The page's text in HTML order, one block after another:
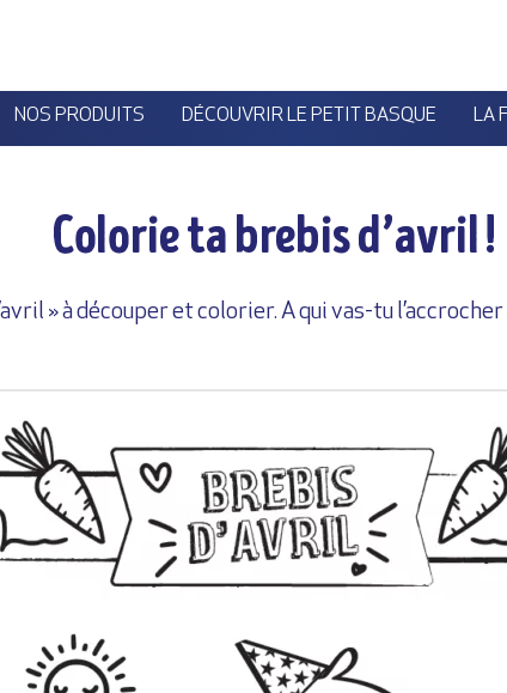
NOS PRODUITS DÉCOUVRIR LE PETIT BASQUE LA
Colorie ta brebis d’avril !
» à découper et colorier. A qui vas-tu l’accrocher